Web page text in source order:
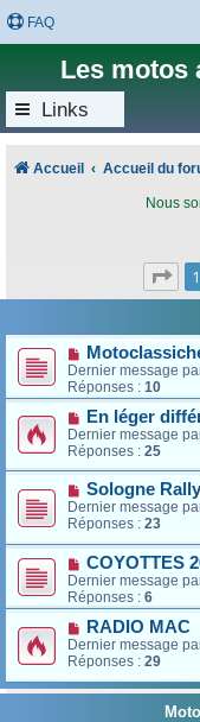
FAQ
Les motos
Links
Accueil Accueil du
Nous
1
Dernier message
Réponses : 10
En léger
Dernier message
Réponses : 25
Sologne Rally
Dernier message
Réponses : 23
COYOTTES
Dernier message
Réponses : 6
RADIO MAC
Dernier message
Réponses : 29